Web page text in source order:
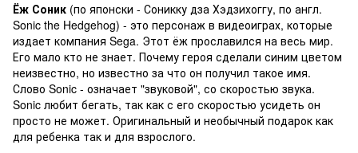
Ёж Соник (по японски - Соникку дза Хэдзихоггу, по англ.
Sonic the Hedgehog) - это персонаж в видеоиграх, которые
издает компания Sega. Этот ёж прославился на весь мир.
Его мало кто не знает. Почему героя сделали синим цветом
неизвестно, но известно за что он получил такое имя.
Слово Sonic - означает "звуковой", со скоростью звука.
Sonic любит бегать, так как с его скоростью усидеть он
просто не может. Оригинальный и необычный подарок как
для ребенка так и для взрослого.